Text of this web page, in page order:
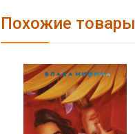
Похожие товары